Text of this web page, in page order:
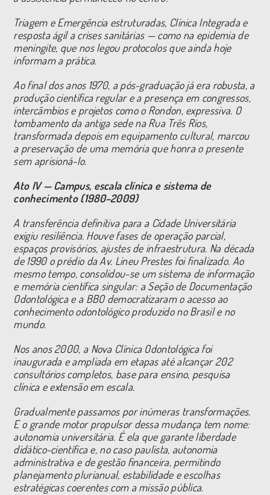
Triagem e Emergência estruturadas, Clínica Integrada e
resposta ágil a crises sanitárias — como na epidemia de
meningite, que nos legou protocolos que ainda hoje
informam a prática.
Ao final dos anos 1970, a pós-graduação já era robusta, a
produção científica regular e a presença em congressos,
intercâmbios e projetos como o Rondon, expressiva. O
tombamento da antiga sede na Rua Três Rios,
transformada depois em equipamento cultural, marcou
a preservação de uma memória que honra o presente
sem aprisioná-lo.
Ato IV — Campus, escala clínica e sistema de
conhecimento (1980–2009)
A transferência definitiva para a Cidade Universitária
exigiu resiliência. Houve fases de operação parcial,
espaços provisórios, ajustes de infraestrutura. Na década
de 1990 o prédio da Av. Lineu Prestes foi finalizado. Ao
mesmo tempo, consolidou-se um sistema de informação
e memória científica singular: a Seção de Documentação
Odontológica e a BBO democratizaram o acesso ao
conhecimento odontológico produzido no Brasil e no
mundo.
Nos anos 2000, a Nova Clínica Odontológica foi
inaugurada e ampliada em etapas até alcançar 202
consultórios completos, base para ensino, pesquisa
clínica e extensão em escala.
Gradualmente passamos por inúmeras transformações.
E o grande motor propulsor dessa mudança tem nome:
autonomia universitária. É ela que garante liberdade
didático-científica e, no caso paulista, autonomia
administrativa e de gestão financeira, permitindo
planejamento plurianual, estabilidade e escolhas
estratégicas coerentes com a missão pública.